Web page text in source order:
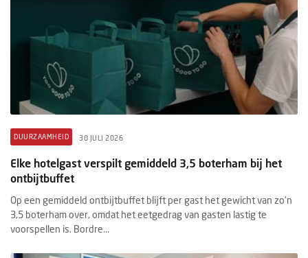
DUURZAAMHEID 30 JULI 2026
Elke hotelgast verspilt gemiddeld 3,5 boterham bij het
ontbijtbuffet
Op een gemiddeld ontbijtbuffet blijft per gast het gewicht van zo'n
3,5 boterham over, omdat het eetgedrag van gasten lastig te
voorspellen is. Bordre...